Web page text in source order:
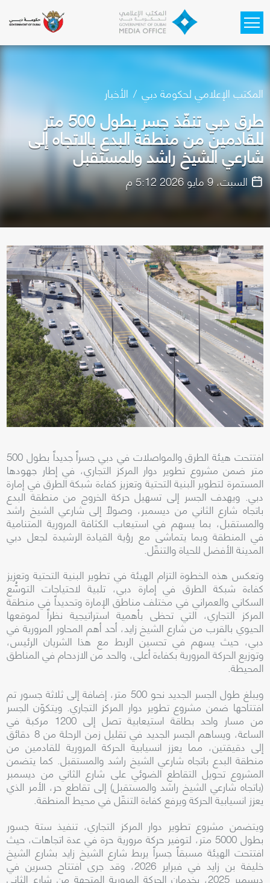
المكتب الإعلامي لحكومة دبي الأخبار
طرق دبي تنفّذ جسر بطول 500 متر
للقادمين من منطقة البدع بالاتجاه إلى
شارعي الشيخ راشد والمستقبل
السبت، 9 مايو 2026 5:12 م
افتتحت هيئة الطرق والمواصلات في دبي جسراً جديداً بطول 500
متر ضمن مشروع تطوير دوار المركز التجاري، في إطار جهودها
المستمرة لتطوير البنية التحتية وتعزيز كفاءة شبكة الطرق في إمارة
دبي. ويهدف الجسر إلى تسهيل حركة الخروج من منطقة البدع
باتجاه شارع الثاني من ديسمبر، وصولاً إلى شارعي الشيخ راشد
والمستقبل، بما يسهم في استيعاب الكثافة المرورية المتنامية
في المنطقة وبما يتماشى مع رؤية القيادة الرشيدة لجعل دبي
المدينة الأفضل للحياة والتنقّل.
وتعكس هذه الخطوة التزام الهيئة في تطوير البنية التحتية وتعزيز
كفاءة شبكة الطرق في إمارة دبي، تلبية لاحتياجات التوسُّع
السكاني والعمراني في مختلف مناطق الإمارة وتحديداً في منطقة
المركز التجاري، التي تحظى بأهمية استراتيجية نظراً لموقعها
الحيوي بالقرب من شارع الشيخ زايد، أحد أهم المحاور المرورية في
دبي، حيث يسهم في تحسين الربط مع هذا الشريان الرئيس،
وتوزيع الحركة المرورية بكفاءة أعلى، والحد من الازدحام في المناطق
المحيطة.
ويبلغ طول الجسر الجديد نحو 500 متر، إضافة إلى ثلاثة جسور تم
افتتاحها ضمن مشروع تطوير دوار المركز التجاري. ويتكوّن الجسر
من مسار واحد بطاقة استيعابية تصل إلى 1200 مركبة في
الساعة، ويساهم الجسر الجديد في تقليل زمن الرحلة من 8 دقائق
إلى دقيقتين، مما يعزز انسيابية الحركة المرورية للقادمين من
منطقة البدع باتجاه شارعي الشيخ راشد والمستقبل. كما يتضمن
المشروع تحويل التقاطع الضوئي على شارع الثاني من ديسمبر
(باتجاه شارعي الشيخ راشد والمستقبل) إلى تقاطع حر، الأمر الذي
يعزز انسيابية الحركة ويرفع كفاءة التنقّل في محيط المنطقة.
ويتضمن مشروع تطوير دوار المركز التجاري، تنفيذ ستة جسور
بطول 5000 متر، لتوفير حركة مرورية حرة في عدة اتجاهات، حيث
افتتحت الهيئة مسبقاً جسراً يربط شارع الشيخ زايد بشارع الشيخ
خليفة بن زايد في فبراير 2026، وقد جرى افتتاح جسرين في
ديسمبر 2025، يخدمان الحركة المرورية المتجهة من شارع الثاني